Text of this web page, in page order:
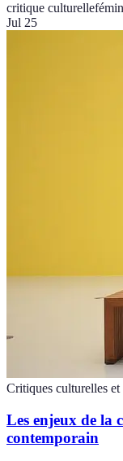
critique culturelle
Jul 25
Critiques culturelles et
Les enjeux de la
contemporain